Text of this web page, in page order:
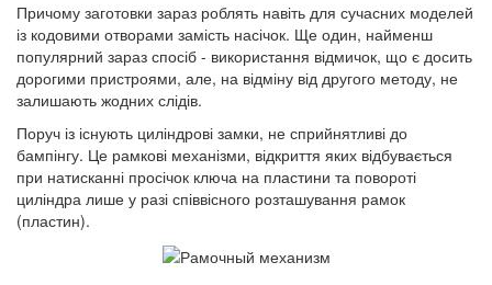
Причому заготовки зараз роблять навіть для сучасних моделей
із кодовими отворами замість насічок. Ще один, найменш
популярний зараз спосіб - використання відмичок, що є досить
дорогими пристроями, але, на відміну від другого методу, не
залишають жодних слідів.
Поруч із існують циліндрові замки, не сприйнятливі до
бампінгу. Це рамкові механізми, відкриття яких відбувається
при натисканні просічок ключа на пластини та повороті
циліндра лише у разі співвісного розташування рамок
(пластин).